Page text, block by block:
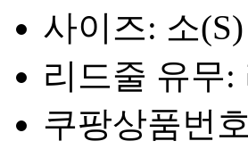
사이즈: 소(S)
리드줄 유무
쿠팡상품번